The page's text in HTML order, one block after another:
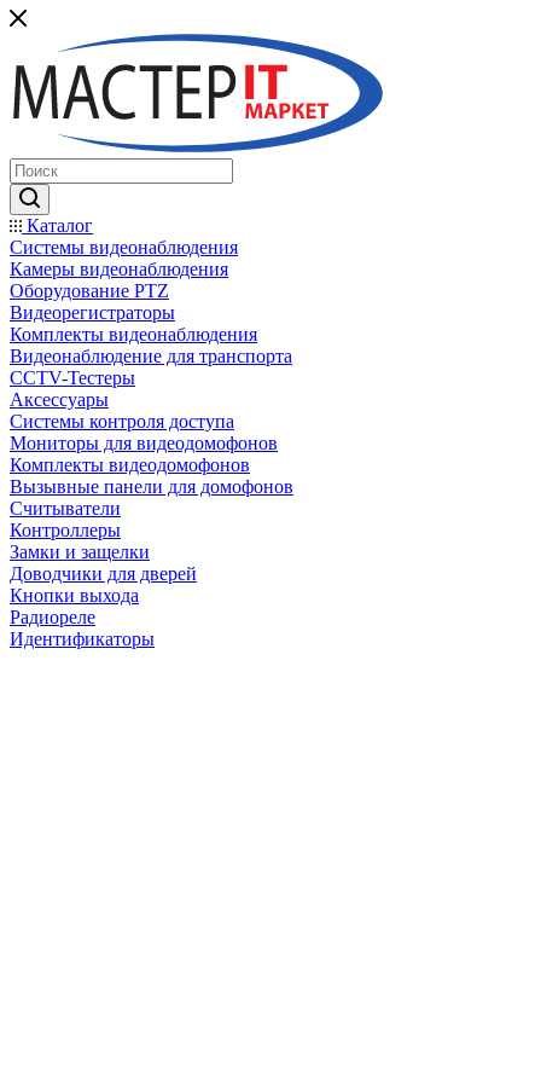
Каталог
Системы видеонаблюдения
Камеры видеонаблюдения
Оборудование PTZ
Видеорегистраторы
Комплекты видеонаблюдения
Видеонаблюдение для транспорта
CCTV-Тестеры
Аксессуары
Системы контроля доступа
Мониторы для видеодомофонов
Комплекты видеодомофонов
Вызывные панели для домофонов
Считыватели
Контроллеры
Замки и защелки
Доводчики для дверей
Кнопки выхода
Радиореле
Идентификаторы